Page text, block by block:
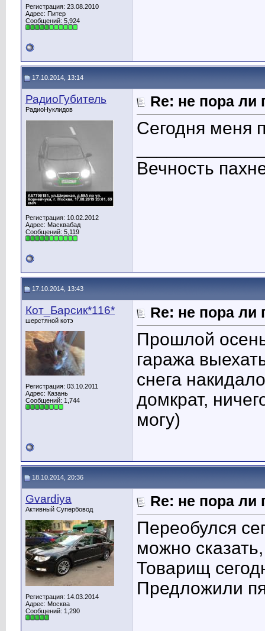
Регистрация: 23.08.2010
Адрес: Питер
Сообщений: 5,924
17.10.2014, 13:14
РадиоГубитель
РадиоНуклидов
Регистрация: 10.02.2012
Адрес: Масквабад
Сообщений: 5,119
Re: не пора ли
Сегодня меня
Вечность
17.10.2014, 13:43
Кот_Барсик*116*
шерстяной котэ
Регистрация: 03.10.2011
Адрес: Казань
Сообщений: 1,744
Re: не пора ли
Прошлой
гаража
снега
домкрат,
могу)
18.10.2014, 20:36
Gvardiya
Активный Супербовод
Регистрация: 14.03.2014
Адрес: Москва
Сообщений: 1,290
Re: не пора ли
Переобулся
можно
Товарищ
Предложили